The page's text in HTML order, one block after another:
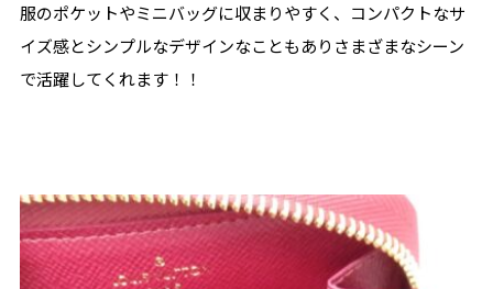
服のポケットやミニバッグに収まりやすく、コンパクトなサ
イズ感とシンプルなデザインなこともありさまざまなシーン
で活躍してくれます！！